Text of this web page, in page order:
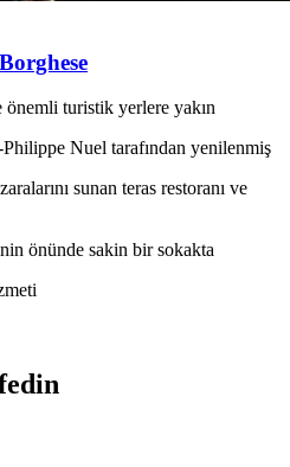
önemli turistik yerlere yakın
Philippe Nuel tarafından yenilenmiş
sunan teras restoranı ve
önünde sakin bir sokakta